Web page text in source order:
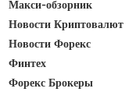
Макси-обзорник
Новости Криптовалют
Новости Форекс
Финтех
Форекс Брокеры